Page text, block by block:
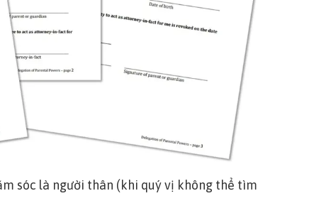
sóc là người thân (khi quý vị không thể tìm